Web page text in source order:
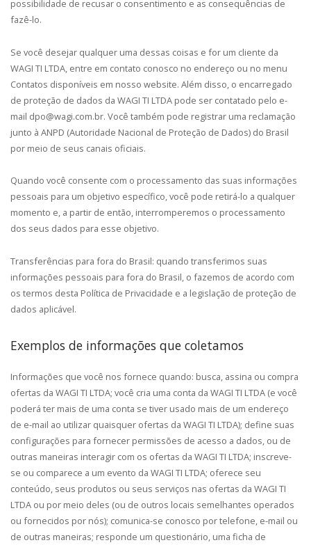
possibilidade de recusar o consentimento e as consequências de
fazê-lo.
Se você desejar qualquer uma dessas coisas e for um cliente da
WAGI TI LTDA, entre em contato conosco no endereço ou no menu
Contatos disponíveis em nosso website. Além disso, o encarregado
de proteção de dados da WAGI TI LTDA pode ser contatado pelo e-
mail dpo@wagi.com.br. Você também pode registrar uma reclamação
junto à ANPD (Autoridade Nacional de Proteção de Dados) do Brasil
por meio de seus canais oficiais.
Quando você consente com o processamento das suas informações
pessoais para um objetivo específico, você pode retirá-lo a qualquer
momento e, a partir de então, interromperemos o processamento
dos seus dados para esse objetivo.
Transferências para fora do Brasil: quando transferimos suas
informações pessoais para fora do Brasil, o fazemos de acordo com
os termos desta Política de Privacidade e a legislação de proteção de
dados aplicável.
Exemplos de informações que coletamos
Informações que você nos fornece quando: busca, assina ou compra
ofertas da WAGI TI LTDA; você cria uma conta da WAGI TI LTDA (e você
poderá ter mais de uma conta se tiver usado mais de um endereço
de e-mail ao utilizar quaisquer ofertas da WAGI TI LTDA); define suas
configurações para fornecer permissões de acesso a dados, ou de
outras maneiras interagir com os ofertas da WAGI TI LTDA; inscreve-
se ou comparece a um evento da WAGI TI LTDA; oferece seu
conteúdo, seus produtos ou seus serviços nas ofertas da WAGI TI
LTDA ou por meio deles (ou de outros locais semelhantes operados
ou fornecidos por nós); comunica-se conosco por telefone, e-mail ou
de outras maneiras; responde um questionário, uma ficha de